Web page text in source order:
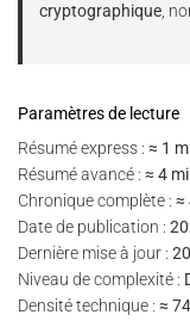
cryptographique,
Paramètres de lecture
Résumé express : ≈ 1
Résumé avancé : ≈ 4
Chronique complète : ≈
Date de publication :
Dernière mise à jour :
Niveau de complexité :
Densité technique : ≈